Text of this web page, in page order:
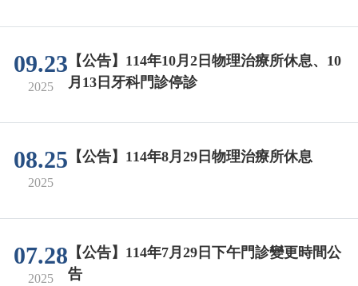
09.23
2025
【公告】114年10月2日物理治療所休息、10
月13日牙科門診停診
08.25
2025
【公告】114年8月29日物理治療所休息
07.28
2025
【公告】114年7月29日下午門診變更時間公
告